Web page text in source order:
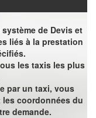
de Devis et
liés à la prestation
les taxis les plus
par un taxi, vous
coordonnées du
demande.